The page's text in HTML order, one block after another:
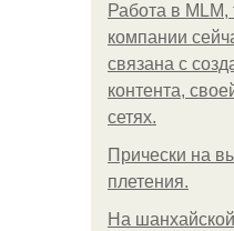
Работа в MLM,
компании
связана с
контента,
сетях.
Прически на
плетения.
На